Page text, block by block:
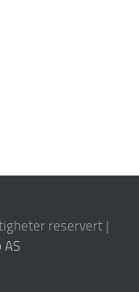
reservert |
AS